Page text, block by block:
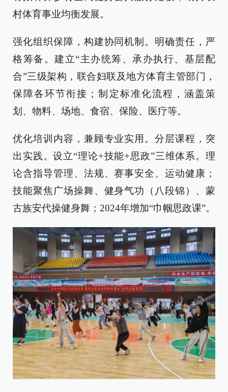
村体育事业均衡发展。
强化组织保障，构建协同机制。 明确责任，严
格筹备。建立“主办统筹、承办执行、基层配
合”三级架构，联合妇联及地方体育主管部门，
保障各环节衔接；制定标准化流程，涵盖策
划、物料、场地、食宿、保险、医疗等。
优化培训内容，兼顾专业实用。分层课程，突
出实践。设立“理论+技能+思政”三维体系。理
论含指导管理、法规、赛事安全、运动健康；
技能聚焦广场操舞、健身气功（八段锦）、蒙
古族安代操健身舞；2024年增加“巾帼思政课”。